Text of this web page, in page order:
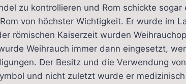
zu kontrollieren und Rom schickte
von höchster Wichtigkeit. Er wurde im
römischen Kaiserzeit wurden
Weihrauch immer dann eingesetzt,
Der Besitz und die Verwendung
und nicht zuletzt wurde er